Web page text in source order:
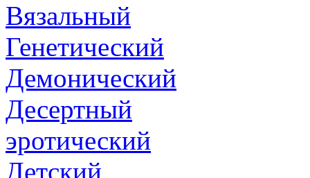
Вязальный
Генетический
Демонический
Десертный
эротический
Детский